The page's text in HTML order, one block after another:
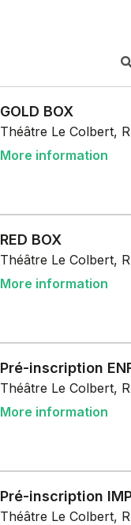
GOLD BOX
Théâtre Le Colbert,
More information
RED BOX
Théâtre Le Colbert,
More information
Pré-inscription
Théâtre Le Colbert,
More information
Pré-inscription
Théâtre Le Colbert,